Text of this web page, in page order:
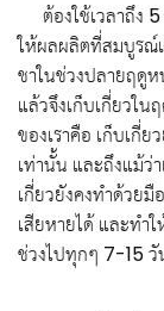
ต้องใช้เวลาถึง
ให้ผลผลิตที่สมบูรณ์
ชาในช่วงปลายฤดูห
แล้วจึงเก็บเกี่ยวใน
ของเราคือ เก็บเกี่
เท่านั้น และถึงแม้ว่
เกี่ยวยังคงทำด้วยมื
เสียหายได้ และทํา
ช่วงไปทุกๆ 7-15 วั